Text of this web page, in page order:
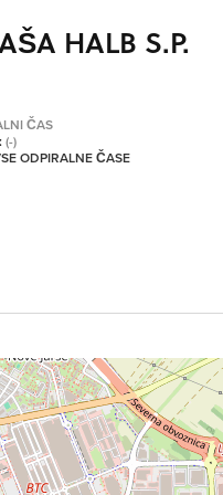
HALB S.P.
ČAS
(-)
ODPIRALNE ČASE